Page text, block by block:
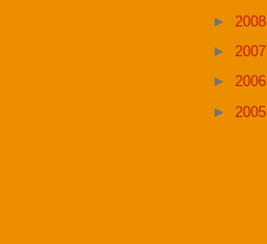
► 2008
► 2007
► 2006
► 2005